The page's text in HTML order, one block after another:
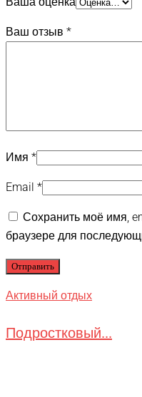
Ваш отзыв *
Имя *
Email *
Сохранить моё имя,
браузере для
Активный отдых
Подростковый...